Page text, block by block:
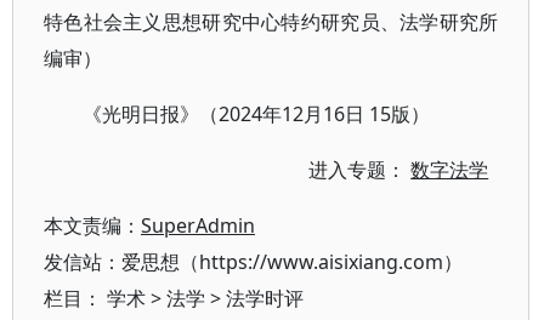
特色社会主义思想研究中心特约研究员、法学研究所
编审）
《光明日报》（2024年12月16日 15版）
进入专题：数字法学
本文责编： SuperAdmin
发信站：爱思想（https://www.aisixiang.com）
栏目： 学术>法学 >法学时评